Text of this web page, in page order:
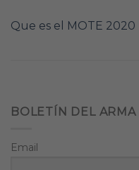
Que es el MOTE 2020
BOLETÍN DEL
Email